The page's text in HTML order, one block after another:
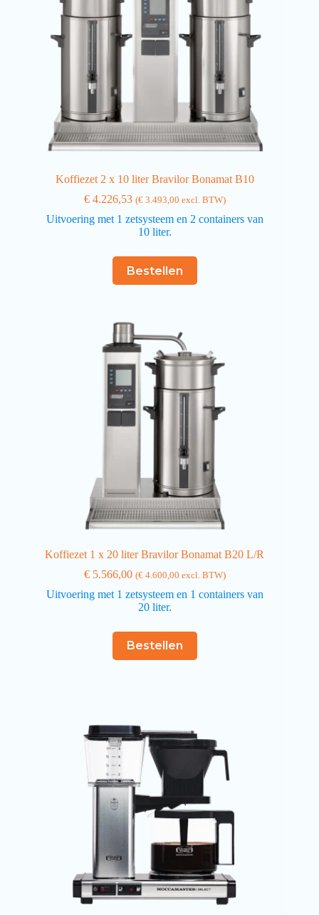
Koffiezet 2 x 10 liter Bravilor Bonamat B10
€4.226,53 (€3.493,00 excl. BTW)
Uitvoering met 1 zetsysteem en 2 containers van
10 liter.
Bestellen
Koffiezet 1 x 20 liter Bravilor Bonamat B20 L/R
€5.566,00 (€4.600,00 excl. BTW)
Uitvoering met 1 zetsysteem en 1 containers van
20 liter.
Bestellen